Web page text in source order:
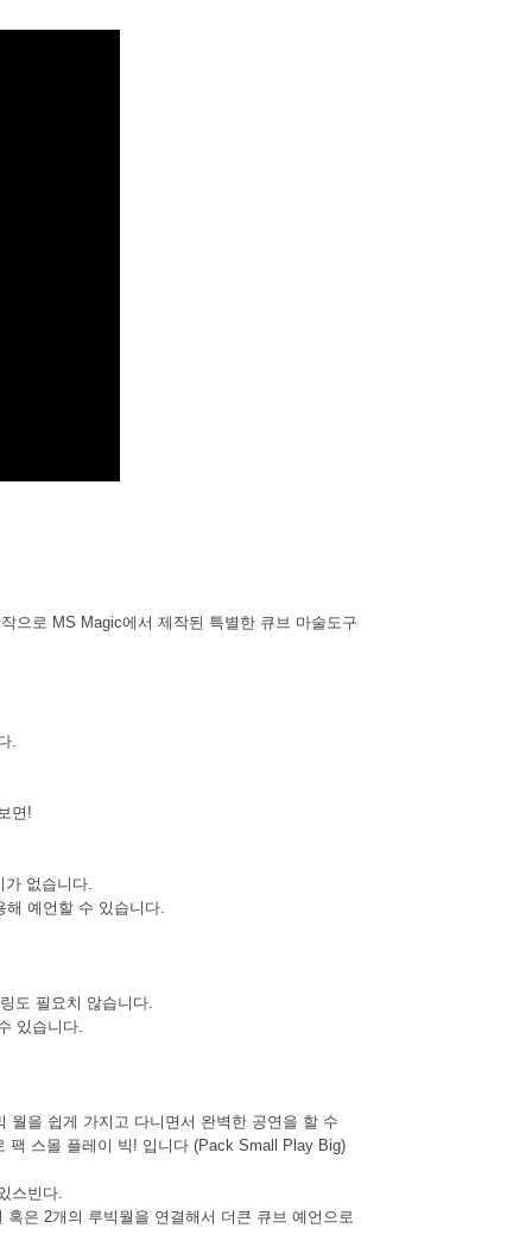
으로 MS Magic에서 제작된 특별한 큐브 마술도구
.
면!
없습니다.
예언할 수 있습니다.
도 필요치 않습니다.
있습니다.
월을 쉽게 가지고 다니면서 완벽한 공연을 할 수
팩 스몰 플레이 빅! 입니다 (Pack Small Play Big)
스빈다.
은 2개의 루빅월을 연결해서 더큰 큐브 예언으로